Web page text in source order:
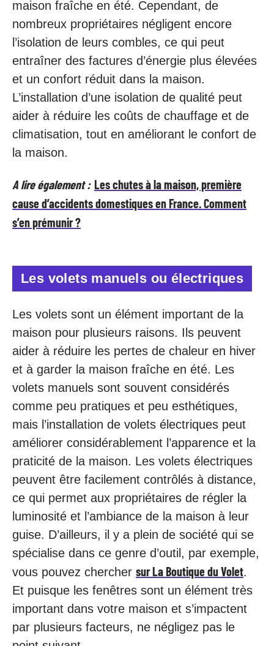
maison fraîche en été. Cependant, de
nombreux propriétaires négligent encore
l’isolation de leurs combles, ce qui peut
entraîner des factures d’énergie plus élevées
et un confort réduit dans la maison.
L’installation d’une isolation de qualité peut
aider à réduire les coûts de chauffage et de
climatisation, tout en améliorant le confort de
la maison.
A lire également : Les chutes à la maison, première
cause d’accidents domestiques en France. Comment
s’en prémunir ?
Les volets manuels ou électriques
Les volets sont un élément important de la
maison pour plusieurs raisons. Ils peuvent
aider à réduire les pertes de chaleur en hiver
et à garder la maison fraîche en été. Les
volets manuels sont souvent considérés
comme peu pratiques et peu esthétiques,
mais l’installation de volets électriques peut
améliorer considérablement l’apparence et la
praticité de la maison. Les volets électriques
peuvent être facilement contrôlés à distance,
ce qui permet aux propriétaires de régler la
luminosité et l’ambiance de la maison à leur
guise. D’ailleurs, il y a plein de société qui se
spécialise dans ce genre d’outil, par exemple,
vous pouvez chercher sur La Boutique du Volet.
Et puisque les fenêtres sont un élément très
important dans votre maison et s’impactent
par plusieurs facteurs, ne négligez pas le